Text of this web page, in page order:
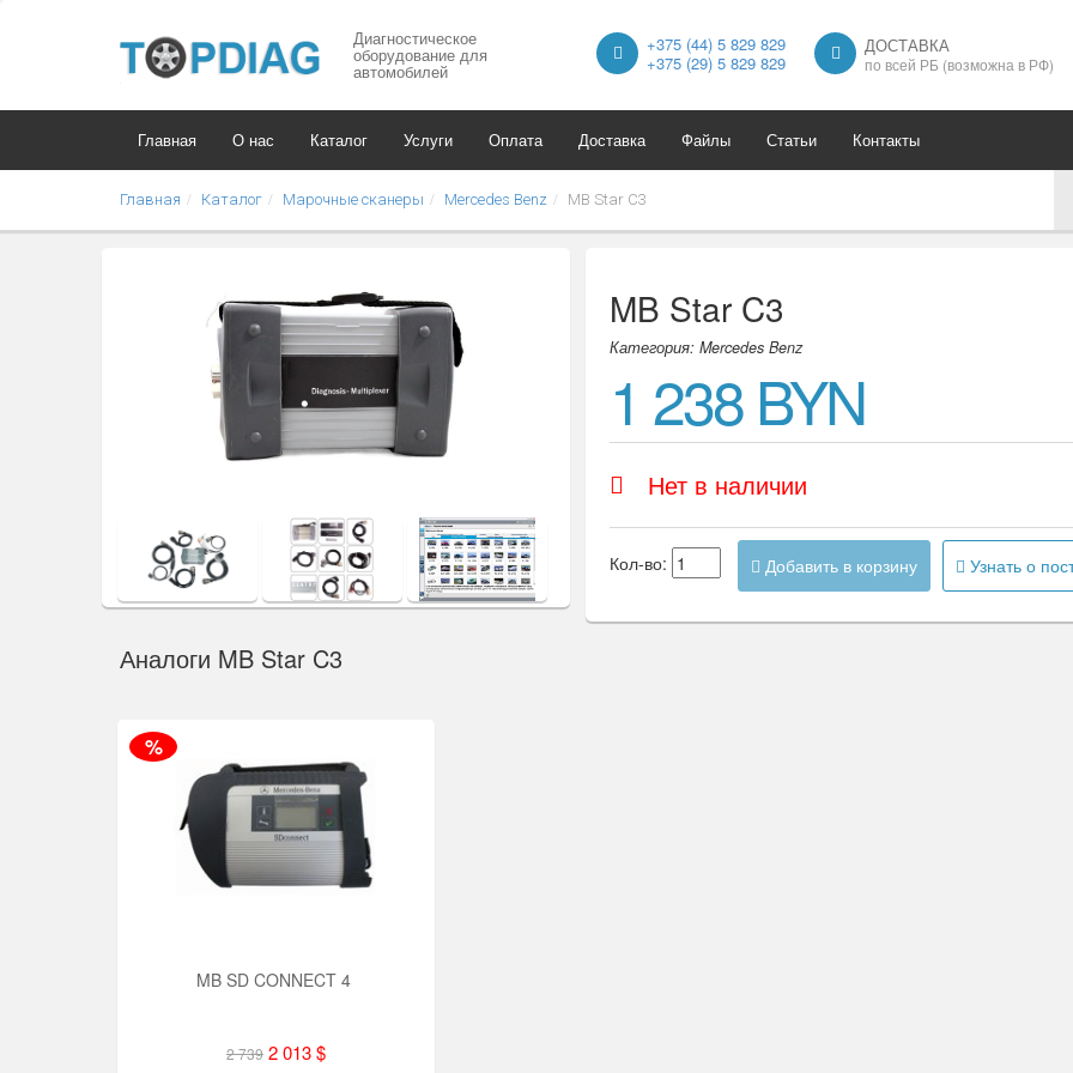
Диагностическое
оборудование для
автомобилей
+375 (44) 5 829 829
+375 (29) 5 829 829
ДОСТАВКА
по всей РБ (возможна в РФ)
Главная О нас Каталог Услуги Оплата Доставка Файлы Статьи Контакты
Главная Каталог Марочные сканеры Mercedes Benz MB Star C3
MB Star C3
Категория: Mercedes Benz
1 238 BYN
Нет в наличии
Кол-во: Добавить в корзину Узнать о
Аналоги MB Star C3
%
MB SD CONNECT 4
2 739 2 013 $